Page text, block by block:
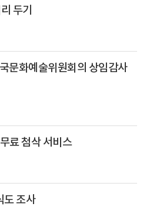
두기
문화예술위원회의 상임감사
료 첨삭 서비스
도 조사